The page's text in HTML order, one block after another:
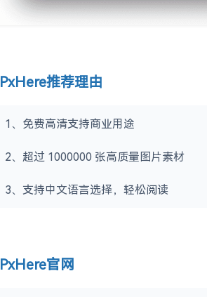
PxHere推荐理由
1、免费高清支持商业用途
2、超过 1000000 张高质量图片素材
3、支持中文语言选择，轻松阅读
PxHere官网